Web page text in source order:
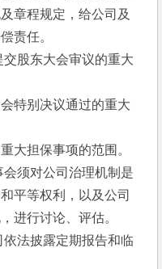
章程规定，给公司及
责任。
东大会审议的重大
别决议通过的重大
担保事项的范围。
对公司治理机制是
平等权利，以及公司
进行讨论、评估。
披露定期报告和临